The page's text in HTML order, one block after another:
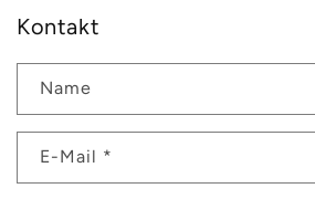
Kontakt
Name
E-Mail *